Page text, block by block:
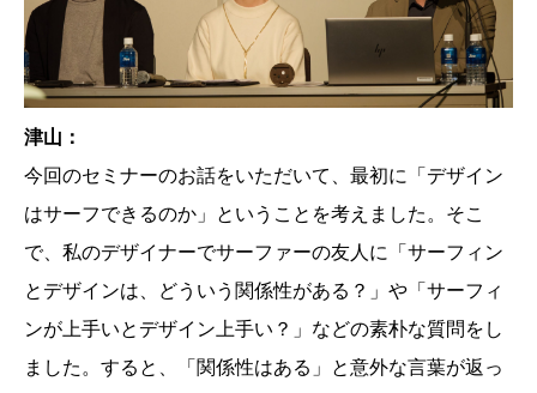
津山：
今回のセミナーのお話をいただいて、最初に「デザイン
はサーフできるのか」ということを考えました。そこ
で、私のデザイナーでサーファーの友人に「サーフィン
とデザインは、どういう関係性がある？」や「サーフィ
ンが上手いとデザイン上手い？」などの素朴な質問をし
ました。すると、「関係性はある」と意外な言葉が返っ